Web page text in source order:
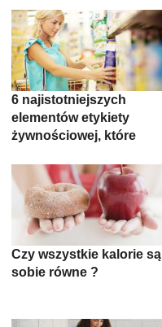
mięsożercom
6 najistotniejszych
elementów etykiety
żywnościowej, które
prawidłowych wyborów
dietetycznych
Czy wszystkie kalorie są
sobie równe ?